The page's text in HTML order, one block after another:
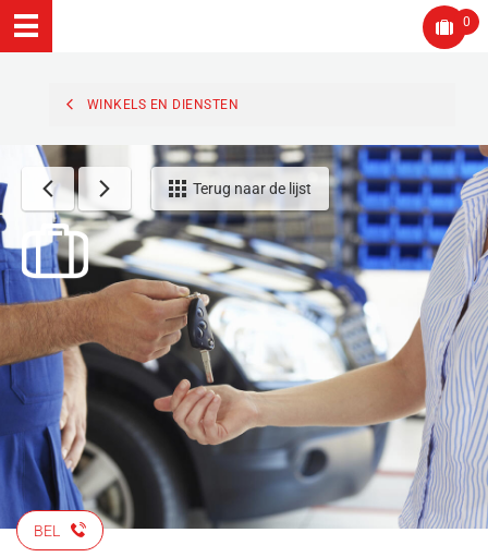
0
WINKELS EN DIENSTEN
Terug naar de lijst
BEL